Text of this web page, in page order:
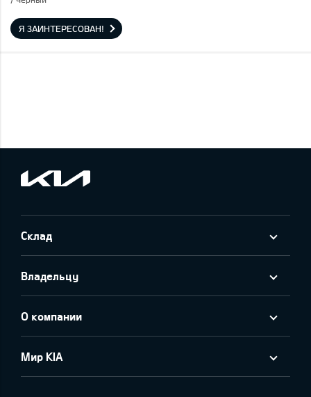
Я ЗАИНТЕРЕСОВАН!
Склад
Владельцу
О компании
Мир KIA